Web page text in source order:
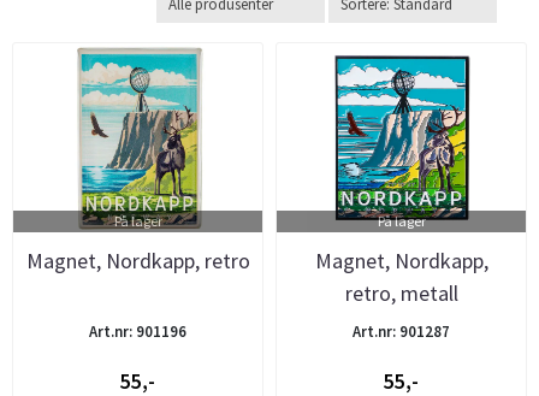
På lager
Magnet, Nordkapp, retro
Art.nr: 901196
55,-
På lager
Magnet, Nordkapp,
retro, metall
Art.nr: 901287
55,-